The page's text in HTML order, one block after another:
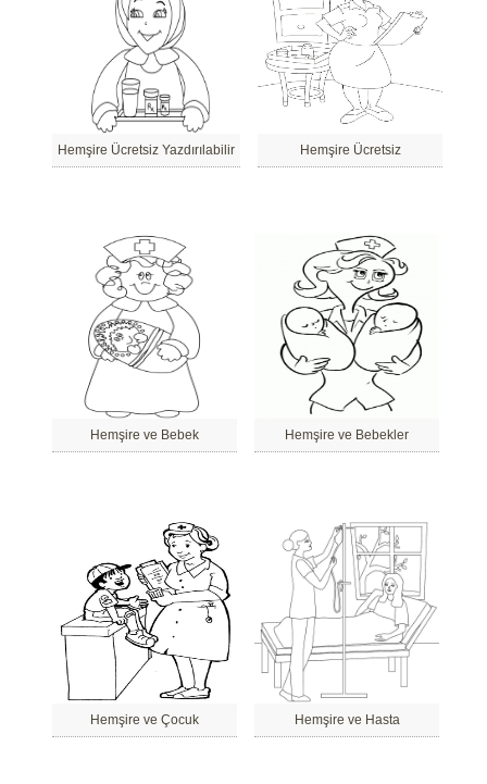
Hemşire Ücretsiz Yazdırılabilir Hemşire Ücretsiz
Hemşire ve Bebek Hemşire ve Bebekler
Hemşire ve Çocuk Hemşire ve Hasta